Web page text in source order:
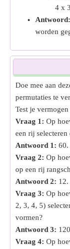
4 x
Antwoord:
worden
Doe mee aan
permutaties te
Test je
Vraag 1: Op
een rij
Antwoord 1: 60.
Vraag 2: Op
op een rij
Antwoord 2: 12.
Vraag 3: Op
2, 3, 4, 5)
vormen?
Antwoord 3:
Vraag 4: Op